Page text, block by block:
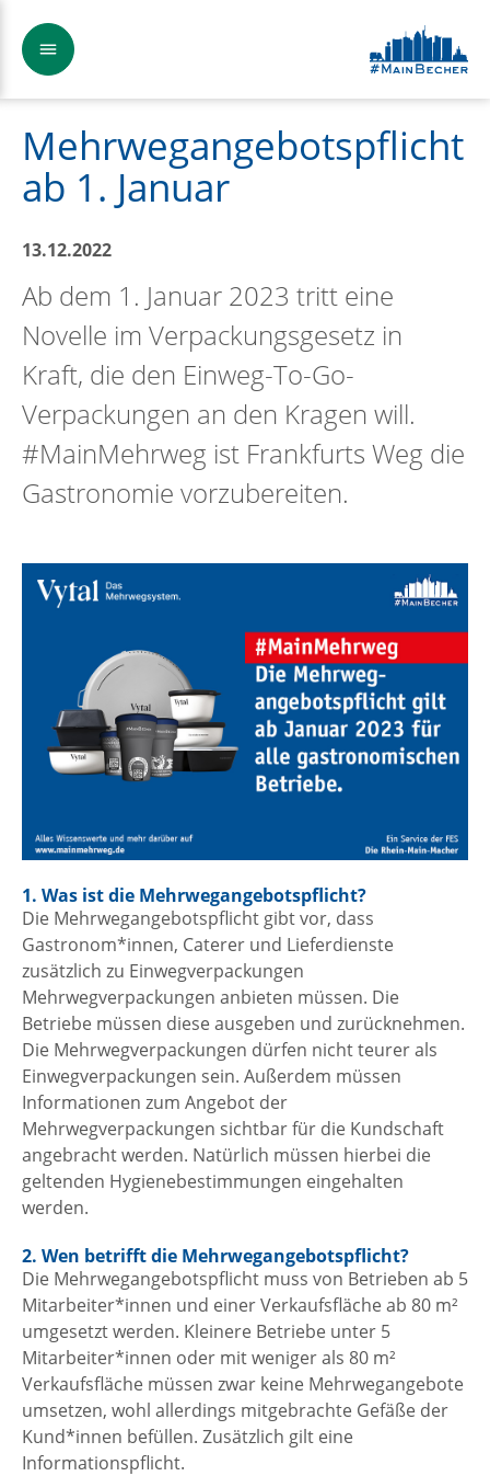
Mehrwegangebotspflicht
ab 1. Januar
13.12.2022
Ab dem 1. Januar 2023 tritt eine
Novelle im Verpackungsgesetz in
Kraft, die den Einweg-To-Go-
Verpackungen an den Kragen will.
#MainMehrweg ist Frankfurts Weg die
Gastronomie vorzubereiten.
1. Was ist die Mehrwegangebotspflicht?
Die Mehrwegangebotspflicht gibt vor, dass
Gastronom*innen, Caterer und Lieferdienste
zusätzlich zu Einwegverpackungen
Mehrwegverpackungen anbieten müssen. Die
Betriebe müssen diese ausgeben und zurücknehmen.
Die Mehrwegverpackungen dürfen nicht teurer als
Einwegverpackungen sein. Außerdem müssen
Informationen zum Angebot der
Mehrwegverpackungen sichtbar für die Kundschaft
angebracht werden. Natürlich müssen hierbei die
geltenden Hygienebestimmungen eingehalten
werden.
2. Wen betrifft die Mehrwegangebotspflicht?
Die Mehrwegangebotspflicht muss von Betrieben ab 5
Mitarbeiter*innen und einer Verkaufsfläche ab 80 m²
umgesetzt werden. Kleinere Betriebe unter 5
Mitarbeiter*innen oder mit weniger als 80 m²
Verkaufsfläche müssen zwar keine Mehrwegangebote
umsetzen, wohl allerdings mitgebrachte Gefäße der
Kund*innen befüllen. Zusätzlich gilt eine
Informationspflicht.